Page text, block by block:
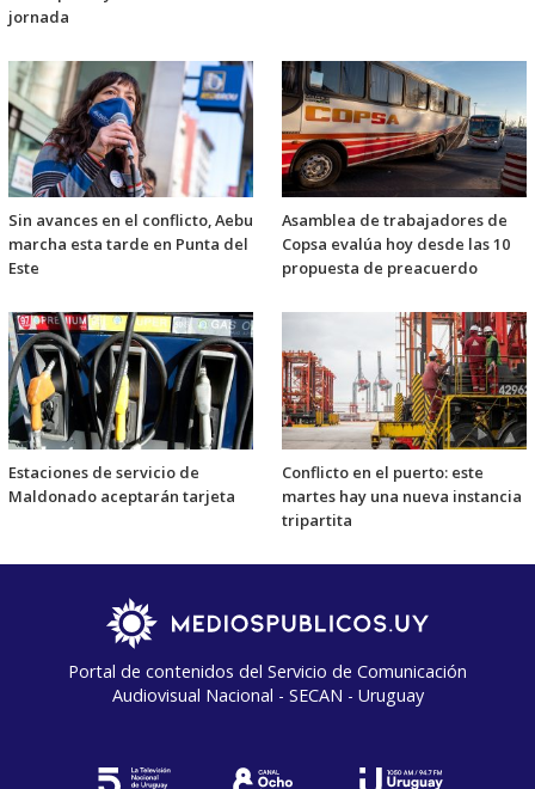
jornada
Sin avances en el conflicto, Aebu
marcha esta tarde en Punta del
Este
Asamblea de trabajadores de
Copsa evalúa hoy desde las 10
propuesta de preacuerdo
Estaciones de servicio de
Maldonado aceptarán tarjeta
Conflicto en el puerto: este
martes hay una nueva instancia
tripartita
Portal de contenidos del Servicio de Comunicación
Audiovisual Nacional - SECAN - Uruguay